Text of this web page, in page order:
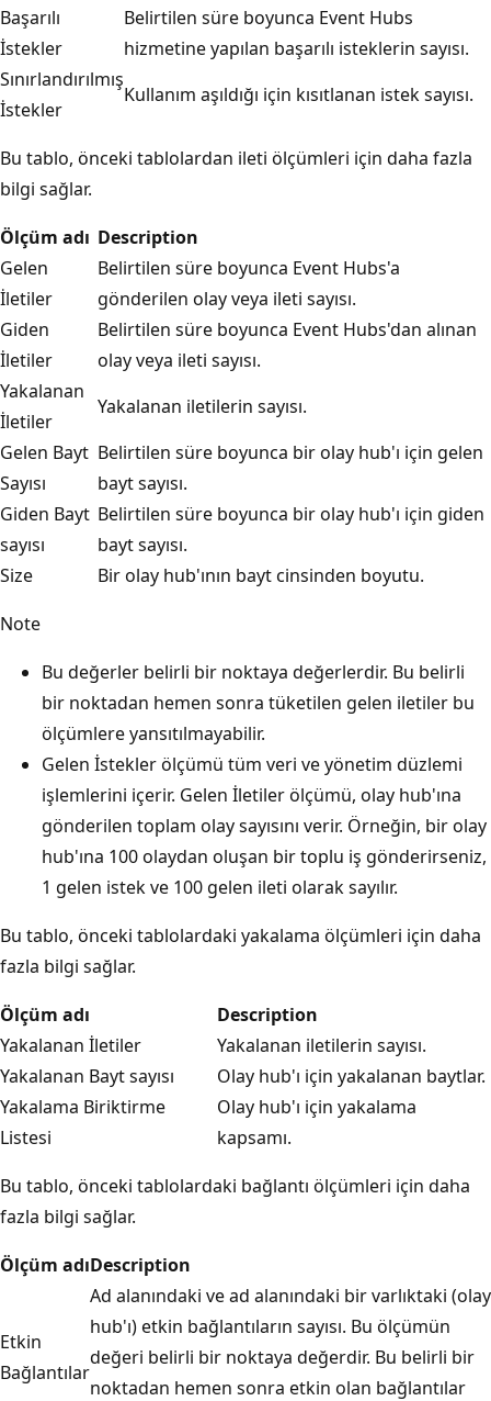
Başarılı
İstekler
Belirtilen süre boyunca Event Hubs
hizmetine yapılan başarılı isteklerin sayısı.
Sınırlandırılmış
İstekler
Kullanım aşıldığı için kısıtlanan istek sayısı.
Bu tablo, önceki tablolardan ileti ölçümleri için daha fazla
bilgi sağlar.
Ölçüm adı Description
Gelen
İletiler
Belirtilen süre boyunca Event Hubs'a
gönderilen olay veya ileti sayısı.
Giden
İletiler
Belirtilen süre boyunca Event Hubs'dan alınan
olay veya ileti sayısı.
Yakalanan
İletiler
Yakalanan iletilerin sayısı.
Gelen Bayt
Sayısı
Belirtilen süre boyunca bir olay hub'ı için gelen
bayt sayısı.
Giden Bayt
sayısı
Belirtilen süre boyunca bir olay hub'ı için giden
bayt sayısı.
Size
Bir olay hub'ının bayt cinsinden boyutu.
Note
Bu değerler belirli bir noktaya değerlerdir. Bu belirli
bir noktadan hemen sonra tüketilen gelen iletiler bu
ölçümlere yansıtılmayabilir.
Gelen İstekler ölçümü tüm veri ve yönetim düzlemi
işlemlerini içerir. Gelen İletiler ölçümü, olay hub'ına
gönderilen toplam olay sayısını verir. Örneğin, bir olay
hub'ına 100 olaydan oluşan bir toplu iş gönderirseniz,
1 gelen istek ve 100 gelen ileti olarak sayılır.
Bu tablo, önceki tablolardaki yakalama ölçümleri için daha
fazla bilgi sağlar.
Ölçüm adı
Description
Yakalanan İletiler
Yakalanan iletilerin sayısı.
Yakalanan Bayt sayısı
Olay hub'ı için yakalanan baytlar.
Yakalama Biriktirme
Listesi
Olay hub'ı için yakalama
kapsamı.
Bu tablo, önceki tablolardaki bağlantı ölçümleri için daha
fazla bilgi sağlar.
Ölçüm adıDescription
Etkin
Bağlantılar
Ad alanındaki ve ad alanındaki bir varlıktaki (olay
hub'ı) etkin bağlantıların sayısı. Bu ölçümün
değeri belirli bir noktaya değerdir. Bu belirli bir
noktadan hemen sonra etkin olan bağlantılar